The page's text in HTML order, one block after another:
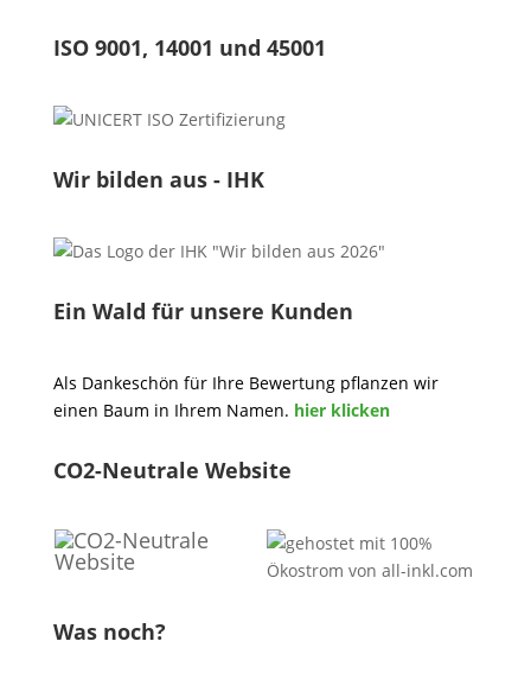
ISO 9001, 14001 und 45001
Wir bilden aus - IHK
Ein Wald für unsere Kunden
Als Dankeschön für Ihre Bewertung pflanzen wir
einen Baum in Ihrem Namen. hier klicken
CO2-Neutrale Website
Was noch?